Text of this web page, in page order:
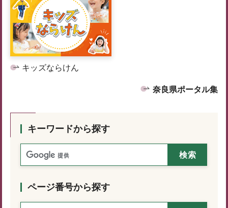
キッズならけん
奈良県ポータル集
キーワードから探す
ページ番号から探す